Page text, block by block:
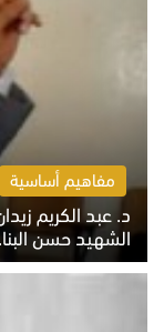
مفاهيم أساسية
د. عبد الكريم
الشهيد حسن
الخميس 6 أغسطس 2026 10:27 ص